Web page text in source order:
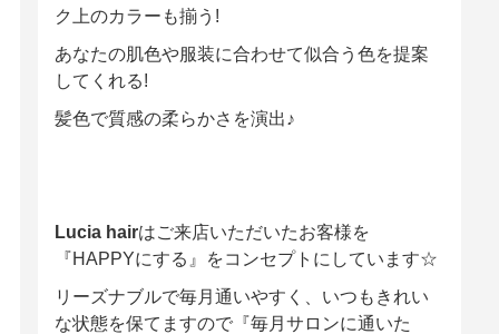
ク上のカラーも揃う!
あなたの肌色や服装に合わせて似合う色を提案
してくれる!
髪色で質感の柔らかさを演出♪
Lucia hairはご来店いただいたお客様を
『HAPPYにする』をコンセプトにしています☆
リーズナブルで毎月通いやすく、いつもきれい
な状態を保てますので『毎月サロンに通いた